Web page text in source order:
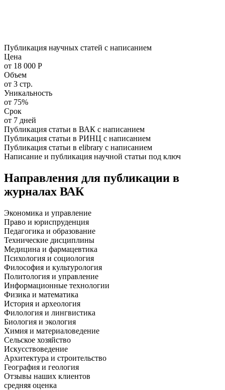
Публикация научных статей с написанием
Цена
от 18 000 Р
Объем
от 3 стр.
Уникальность
от 75%
Срок
от 7 дней
Публикация статьи в ВАК с написанием
Публикация статьи в РИНЦ с написанием
Публикация статьи в elibrary с написанием
Написание и публикация научной статьи под ключ
Направления для публикации в
журналах ВАК
Экономика и управление
Право и юриспруденция
Педагогика и образование
Технические дисциплины
Медицина и фармацевтика
Психология и социология
Философия и культурология
Политология и управление
Информационные технологии
Физика и математика
История и археология
Филология и лингвистика
Биология и экология
Химия и материаловедение
Сельское хозяйство
Искусствоведение
Архитектура и строительство
География и геология
Отзывы наших клиентов
средняя оценка